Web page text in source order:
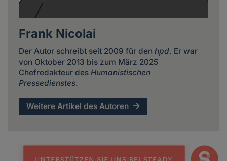
Frank Nicolai
Der Autor schreibt seit 2009 für den hpd. Er war
von Oktober 2013 bis zum März 2025
Chefredakteur des Humanistischen
Pressedienstes.
Weitere Artikel des Autoren